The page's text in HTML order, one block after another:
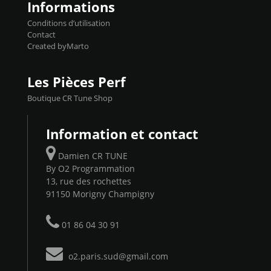
Informations
Conditions d’utilisation
Contact
Created byMarto
Les Pièces Perf
Boutique CR Tune Shop
Information et contact
Damien CR TUNE
By O2 Programmation
13, rue des rochettes
91150 Morigny Champigny
01 86 04 30 91
o2.paris.sud@gmail.com